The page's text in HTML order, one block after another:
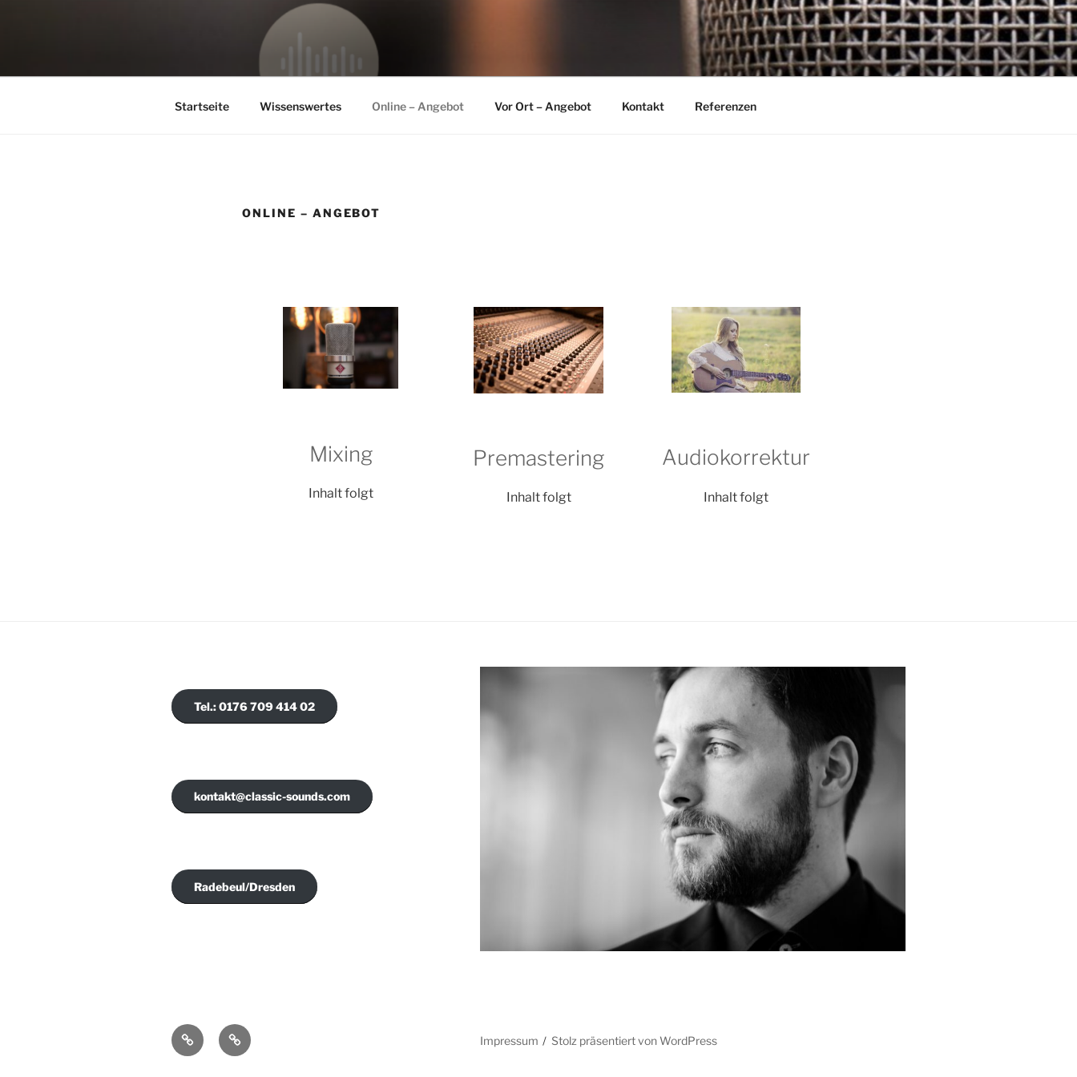
Tontechnik & Musikproduktion Christoph Uschner
Startseite Wissenswertes Online – Angebot Vor Ort – Angebot Kontakt Referenzen
ONLINE – ANGEBOT
Mixing
Inhalt folgt
Premastering
Inhalt folgt
Audiokorrektur
Inhalt folgt
Tel.: 0176 709 414 02
kontakt@classic-sounds.com
Radebeul/Dresden
ImpressumDatenschutzerklärung Impressum Stolz präsentiert von WordPress